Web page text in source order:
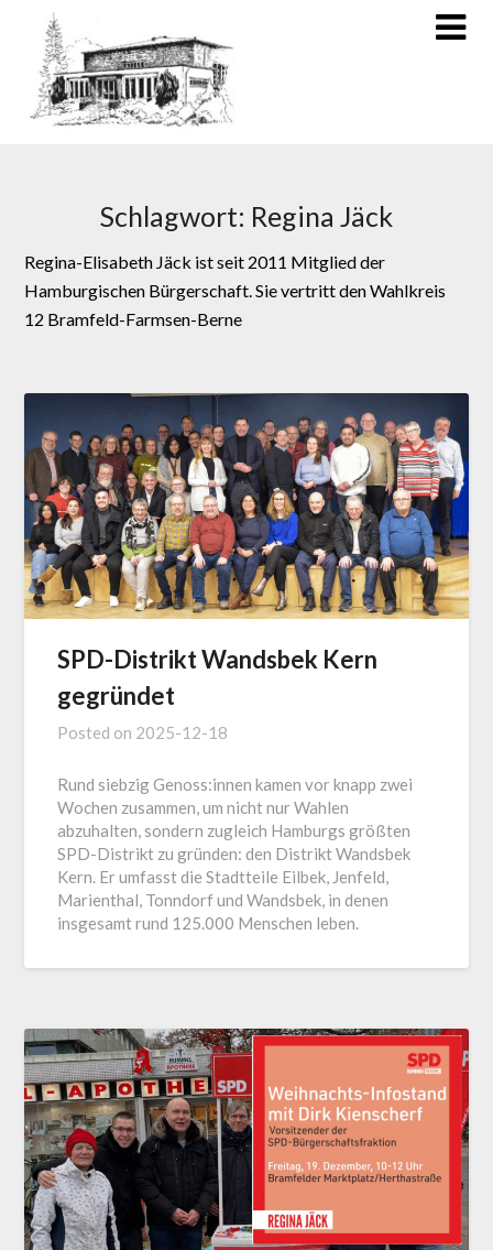
Schlagwort: Regina Jäck
Regina-Elisabeth Jäck ist seit 2011 Mitglied der
Hamburgischen Bürgerschaft. Sie vertritt den Wahlkreis
12 Bramfeld-Farmsen-Berne
SPD-Distrikt Wandsbek Kern
gegründet
Posted on 2025-12-18
Rund siebzig Genoss:innen kamen vor knapp zwei
Wochen zusammen, um nicht nur Wahlen
abzuhalten, sondern zugleich Hamburgs größten
SPD-Distrikt zu gründen: den Distrikt Wandsbek
Kern. Er umfasst die Stadtteile Eilbek, Jenfeld,
Marienthal, Tonndorf und Wandsbek, in denen
insgesamt rund 125.000 Menschen leben.